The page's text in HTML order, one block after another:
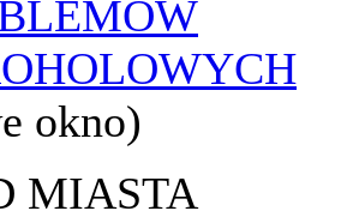
okno)
MIASTA